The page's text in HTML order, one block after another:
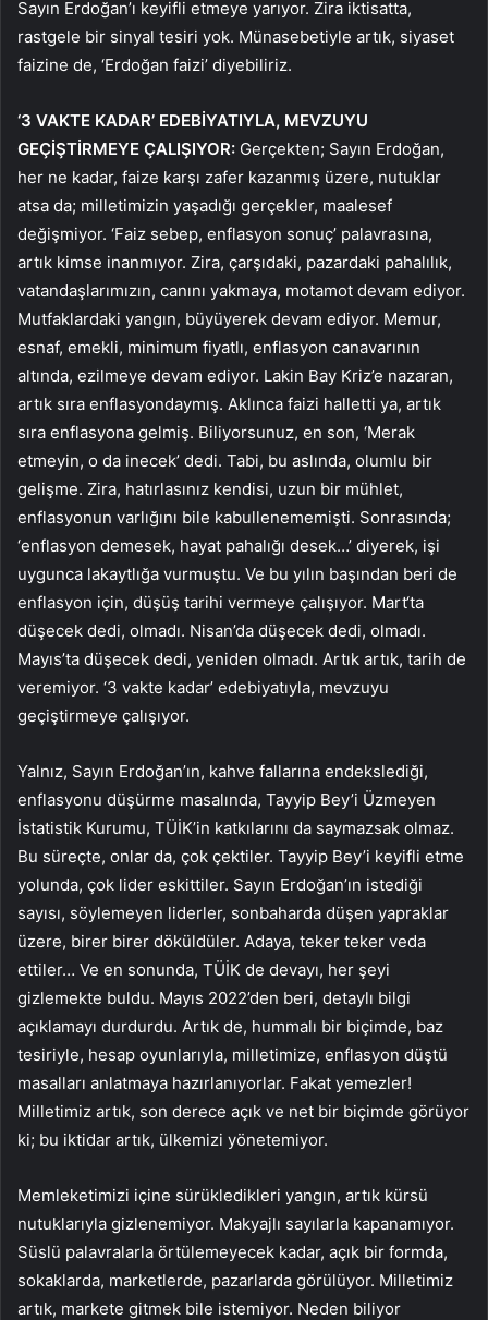
Sayın Erdoğan’ı keyifli etmeye yarıyor. Zira iktisatta,
rastgele bir sinyal tesiri yok. Münasebetiyle artık, siyaset
faizine de, ‘Erdoğan faizi’ diyebiliriz.
‘3 VAKTE KADAR’ EDEBİYATIYLA, MEVZUYU
GEÇİŞTİRMEYE ÇALIŞIYOR: Gerçekten; Sayın Erdoğan,
her ne kadar, faize karşı zafer kazanmış üzere, nutuklar
atsa da; milletimizin yaşadığı gerçekler, maalesef
değişmiyor. ‘Faiz sebep, enflasyon sonuç’ palavrasına,
artık kimse inanmıyor. Zira, çarşıdaki, pazardaki pahalılık,
vatandaşlarımızın, canını yakmaya, motamot devam ediyor.
Mutfaklardaki yangın, büyüyerek devam ediyor. Memur,
esnaf, emekli, minimum fiyatlı, enflasyon canavarının
altında, ezilmeye devam ediyor. Lakin Bay Kriz’e nazaran,
artık sıra enflasyondaymış. Aklınca faizi halletti ya, artık
sıra enflasyona gelmiş. Biliyorsunuz, en son, ‘Merak
etmeyin, o da inecek’ dedi. Tabi, bu aslında, olumlu bir
gelişme. Zira, hatırlasınız kendisi, uzun bir mühlet,
enflasyonun varlığını bile kabullenememişti. Sonrasında;
‘enflasyon demesek, hayat pahalığı desek…’ diyerek, işi
uygunca lakaytlığa vurmuştu. Ve bu yılın başından beri de
enflasyon için, düşüş tarihi vermeye çalışıyor. Mart‘ta
düşecek dedi, olmadı. Nisan’da düşecek dedi, olmadı.
Mayıs’ta düşecek dedi, yeniden olmadı. Artık artık, tarih de
veremiyor. ‘3 vakte kadar’ edebiyatıyla, mevzuyu
geçiştirmeye çalışıyor.
Yalnız, Sayın Erdoğan’ın, kahve fallarına endekslediği,
enflasyonu düşürme masalında, Tayyip Bey’i Üzmeyen
İstatistik Kurumu, TÜİK’in katkılarını da saymazsak olmaz.
Bu süreçte, onlar da, çok çektiler. Tayyip Bey’i keyifli etme
yolunda, çok lider eskittiler. Sayın Erdoğan’ın istediği
sayısı, söylemeyen liderler, sonbaharda düşen yapraklar
üzere, birer birer döküldüler. Adaya, teker teker veda
ettiler… Ve en sonunda, TÜİK de devayı, her şeyi
gizlemekte buldu. Mayıs 2022’den beri, detaylı bilgi
açıklamayı durdurdu. Artık de, hummalı bir biçimde, baz
tesiriyle, hesap oyunlarıyla, milletimize, enflasyon düştü
masalları anlatmaya hazırlanıyorlar. Fakat yemezler!
Milletimiz artık, son derece açık ve net bir biçimde görüyor
ki; bu iktidar artık, ülkemizi yönetemiyor.
Memleketimizi içine sürükledikleri yangın, artık kürsü
nutuklarıyla gizlenemiyor. Makyajlı sayılarla kapanamıyor.
Süslü palavralarla örtülemeyecek kadar, açık bir formda,
sokaklarda, marketlerde, pazarlarda görülüyor. Milletimiz
artık, markete gitmek bile istemiyor. Neden biliyor